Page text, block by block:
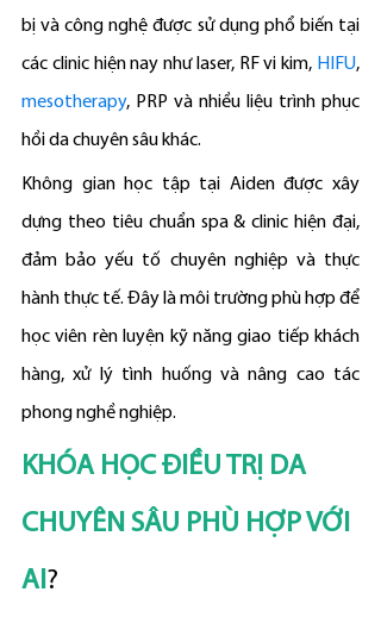
bị và công nghệ được sử dụng phổ biến tại
các clinic hiện nay như laser, RF vi kim, HIFU
mesotherapy, PRP và nhiều liệu trình phục
hồi da chuyên sâu khác.
Không gian học tập tại Aiden được xây
dựng theo tiêu chuẩn spa & clinic hiện đại,
đảm bảo yếu tố chuyên nghiệp và thực
hành thực tế. Đây là môi trường phù hợp để
học viên rèn luyện kỹ năng giao tiếp khách
hàng, xử lý tình huống và nâng cao tác
phong nghề nghiệp.
KHÓA HỌC ĐIỀU TRỊ DA
CHUYÊN SÂU PHÙ HỢP VỚI
AI?